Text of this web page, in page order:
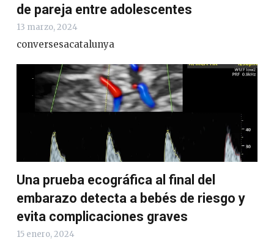
de pareja entre adolescentes
13 marzo, 2024
conversesacatalunya
Una prueba ecográfica al final del
embarazo detecta a bebés de riesgo y
evita complicaciones graves
15 enero, 2024